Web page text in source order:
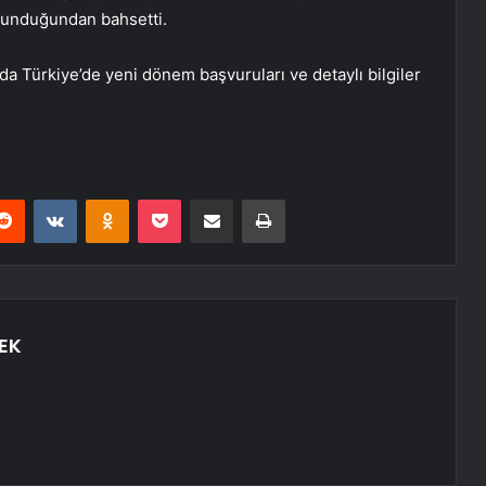
bahsetti.
Türkiye’de yeni dönem başvuruları ve detaylı bilgiler
Reddit VKontakteOdnoklassniki
Pocket E-Posta ile paylaş Yazdır